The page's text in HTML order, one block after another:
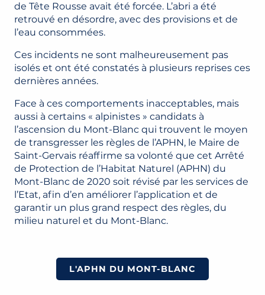
de Tête Rousse avait été forcée. L’abri a été
retrouvé en désordre, avec des provisions et de
l’eau consommées.
Ces incidents ne sont malheureusement pas
isolés et ont été constatés à plusieurs reprises ces
dernières années.
Face à ces comportements inacceptables, mais
aussi à certains « alpinistes » candidats à
l’ascension du Mont-Blanc qui trouvent le moyen
de transgresser les règles de l’APHN, le Maire de
Saint-Gervais réaffirme sa volonté que cet Arrêté
de Protection de l’Habitat Naturel (APHN) du
Mont-Blanc de 2020 soit révisé par les services de
l’Etat, afin d’en améliorer l’application et de
garantir un plus grand respect des règles, du
milieu naturel et du Mont-Blanc.
L'APHN DU MONT-BLANC